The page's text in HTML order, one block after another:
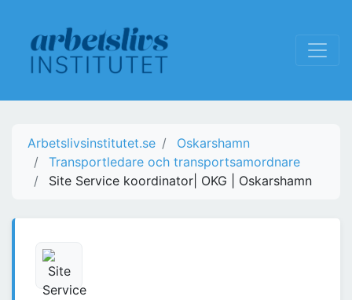
Arbetslivsinstitutet.se
Oskarshamn
Transportledare och transportsamordnare
Site Service koordinator| OKG | Oskarshamn